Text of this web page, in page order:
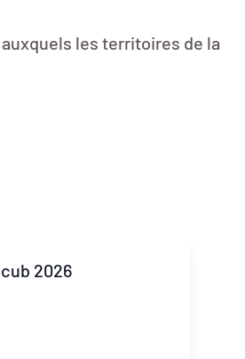
les territoires de la
l’emploi
2026